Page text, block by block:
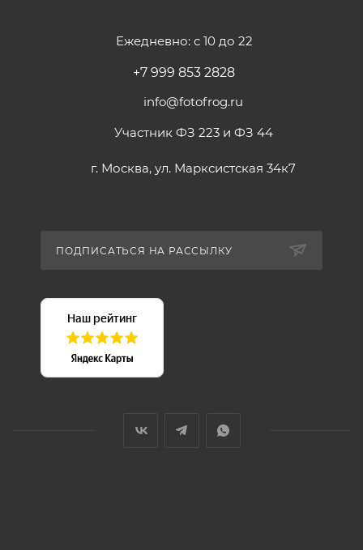
Ежедневно: с 10 до 22
+7 999 853 2828
info@fotofrog.ru
Участник ФЗ 223 и ФЗ 44
г. Москва, ул. Марксистская 34к7
ПОДПИСАТЬСЯ НА РАССЫЛКУ